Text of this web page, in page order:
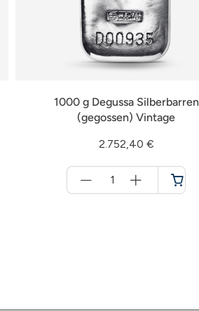
1000 g Degussa Silberbarren
(gegossen) Vintage
2.752,40 €